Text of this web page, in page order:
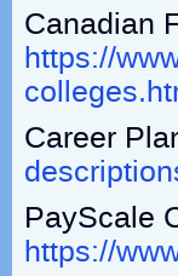
Canadian
https://
Career
PayScale
https://